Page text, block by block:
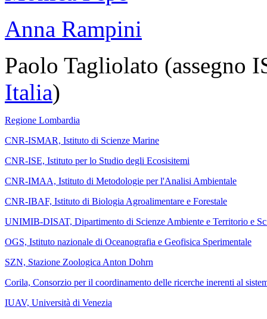
Anna Rampini
Paolo Tagliolato
Italia)
Regione Lombardia
CNR-ISMAR, Istituto di Scienze Marine
CNR-ISE, Istituto per lo Studio degli Ecosisitemi
CNR-IMAA, Istituto di Metodologie per l'Analisi Ambientale
CNR-IBAF, Istituto di Biologia Agroalimentare e Forestale
UNIMIB-DISAT, Dipartimento di Scienze Ambiente e Territorio e
OGS, Istituto nazionale di Oceanografia e Geofisica Sperimentale
SZN, Stazione Zoologica Anton Dohrn
Corila, Consorzio per il coordinamento delle ricerche inerenti al
IUAV, Università di Venezia